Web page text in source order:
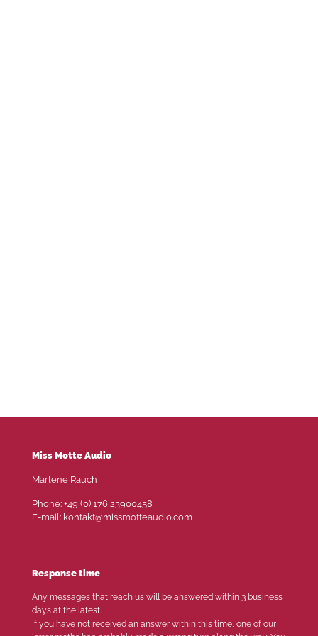
Miss Motte Audio
Marlene Rauch
Phone: +49 (0) 176 23900458
E-mail: kontakt@missmotteaudio.com
Response time
Any messages that reach us will be answered within 3 business
days at the latest.
If you have not received an answer within this time, one of our